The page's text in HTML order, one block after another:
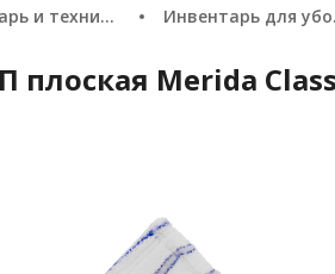
техника для уборки Инвентарь для уборки пола
плоская Merida